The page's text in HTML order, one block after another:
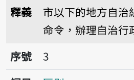
釋義
市以下的地方自治
命令，辦理自治行
序號3區別
序號
3